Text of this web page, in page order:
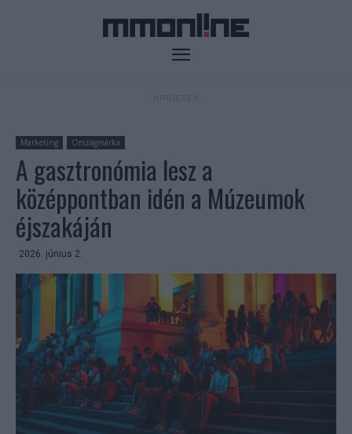
Marketing Országmárka
A gasztronómia lesz a
középpontban idén a Múzeumok
éjszakáján
2026. június 2.